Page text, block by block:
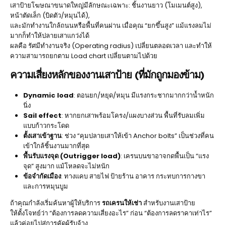
เสาป้ายโฆษณาขนาดใหญ่มีลักษณะเฉพาะ: ชิ้นงานยาว (โมเมนต์สูง),
หน้าตัดเล็ก (บิดตัว/หมุนได้),
และมักทำงานใกล้ถนนหรือพื้นที่คนผ่าน เมื่อคุณ “ยกขึ้นสูง” แม้แรงลมไม่
มากก็ทำให้ปลายเสาแกว่งได้
ผลคือ รัศมีทำงานจริง (Operating radius) เปลี่ยนตลอดเวลา และทำให้
ความสามารถยกตาม Load chart เปลี่ยนตามไปด้วย
ความเสี่ยงหลักของงานเสาป้าย (ที่มักถูกมองข้าม)
Dynamic load: ตอนยก/หยุด/หมุน มีแรงกระชากมากกว่าน้ำหนัก
นิ่ง
Sail effect: หากยกเสาพร้อมโครง/แผงบางส่วน พื้นที่รับลมเพิ่ม
แบบก้าวกระโดด
ตั้งเสาเข้าฐาน: ช่วง “คุมปลายเสาให้เข้า Anchor bolts” เป็นช่วงที่คน
เข้าใกล้ชิ้นงานมากที่สุด
พื้นรับแรงจุด (Outrigger load): เครนบนขาอาจกดพื้นเป็น “แรง
จุด” สูงมาก แม้โหลดจะไม่หนัก
ข้อจำกัดเมือง: ทางแคบ สายไฟ ป้ายร้าน อาคาร กระทบการกางขา
และการหมุนบูม
ถ้าคุณกำลังเริ่มค้นหาผู้ให้บริการรถเครนให้เช่า สำหรับงานเสาป้าย
ให้ตั้งโจทย์ว่า “ต้องการลดความเสี่ยงอะไร” ก่อน “ต้องการลดราคาเท่าไร”